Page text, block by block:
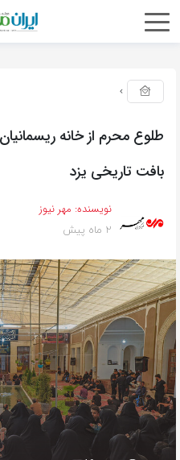
طلوع محرم از خانه
بافت تاریخی یزد
نویسنده: مهر نیوز
2 ماه پیش